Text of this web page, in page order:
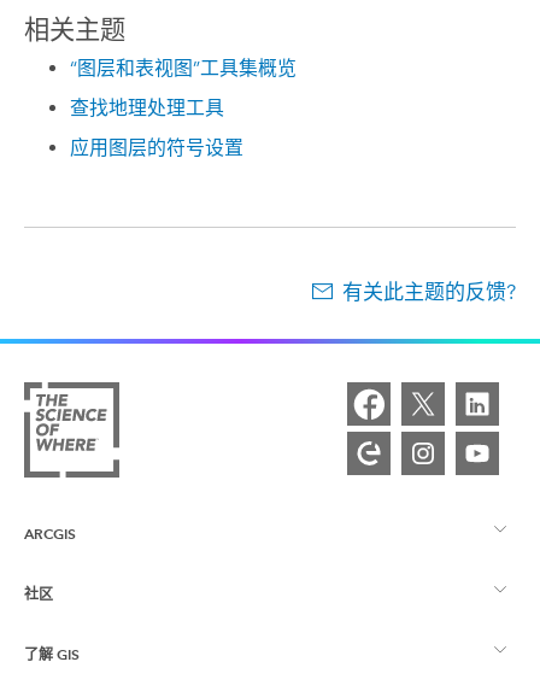
相关主题
“图层和表视图”工具集概览
查找地理处理工具
应用图层的符号设置
有关此主题的反馈?
ARCGIS
ArcGIS 概览
制图
社区
Esri 社区
了解 GIS